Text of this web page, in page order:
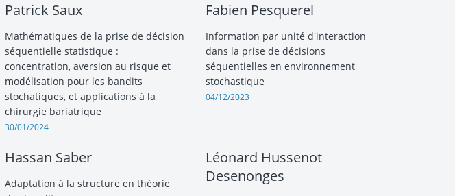
Patrick Saux
Mathématiques de la prise de décision
séquentielle statistique :
concentration, aversion au risque et
modélisation pour les bandits
stochatiques, et applications à la
chirurgie bariatrique
30/01/2024
Fabien Pesquerel
Information par unité d'interaction
dans la prise de décisions
séquentielles en environnement
stochastique
04/12/2023
Hassan Saber
Adaptation à la structure en théorie
Léonard Hussenot
Desenonges